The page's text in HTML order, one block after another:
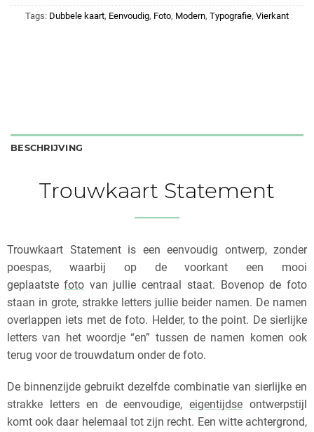
Tags: Dubbele kaart, Eenvoudig, Foto, Modern, Typografie, Vierkant
BESCHRIJVING
Trouwkaart Statement
Trouwkaart Statement is een eenvoudig ontwerp, zonder
poespas, waarbij op de voorkant een mooi
geplaatste foto van jullie centraal staat. Bovenop de foto
staan in grote, strakke letters jullie beider namen. De namen
overlappen iets met de foto. Helder, to the point. De sierlijke
letters van het woordje “en” tussen de namen komen ook
terug voor de trouwdatum onder de foto.
De binnenzijde gebruikt dezelfde combinatie van sierlijke en
strakke letters en de eenvoudige, eigentijdse ontwerpstijl
komt ook daar helemaal tot zijn recht. Een witte achtergrond,